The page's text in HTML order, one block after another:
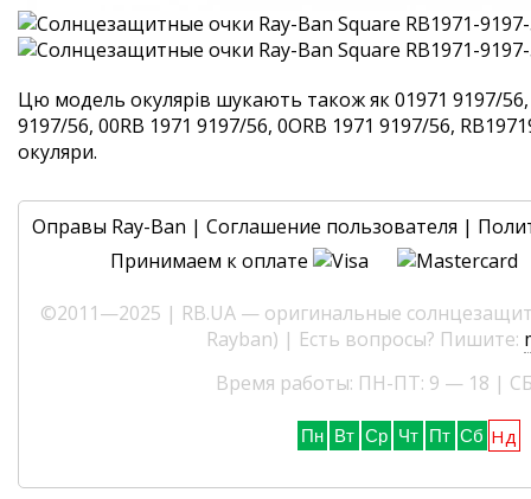
Цю модель окулярів шукають також як 01971 9197/56,
9197/56, 00RB 1971 9197/56, 0ORB 1971 9197/56,
окуляри.
Оправы Ray-Ban | Соглашение пользователя |
Принимаем к оплате
©2011—2025 | RB.UA — оригинальные
Rayban) | Есть вопросы? Пишите:
Время работы: ПН-ПТ: 9 — 18 |
Пн Вт Ср Чт Пт Сб Нд